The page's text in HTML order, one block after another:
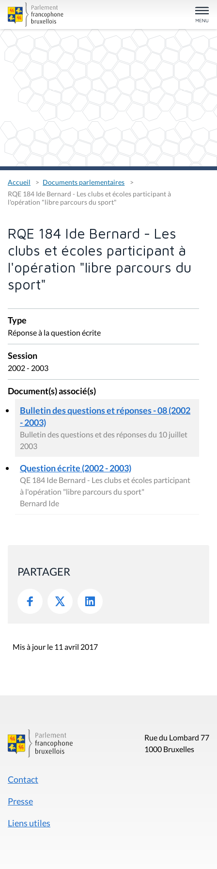
Accueil
Documents parlementaires
RQE 184 Ide Bernard - Les clubs et écoles participant à
l'opération "libre parcours du sport"
RQE 184 Ide Bernard - Les
clubs et écoles participant à
l'opération "libre parcours du
sport"
Type
Réponse à la question écrite
Session
2002 - 2003
Document(s) associé(s)
Bulletin des questions et réponses - 08 (2002
- 2003)
Bulletin des questions et des réponses du 10 juillet
2003
Question écrite (2002 - 2003)
QE 184 Ide Bernard - Les clubs et écoles participant
à l'opération "libre parcours du sport"
Bernard Ide
PARTAGER
Mis à jour le 11 avril 2017
Rue du Lombard 77
1000 Bruxelles
Contact
Presse
Liens utiles